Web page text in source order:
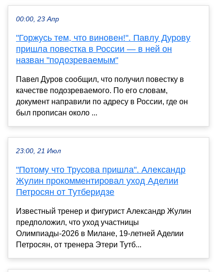
00:00, 23 Апр
"Горжусь тем, что виновен!". Павлу Дурову
пришла повестка в России — в ней он
назван "подозреваемым"
Павел Дуров сообщил, что получил повестку в
качестве подозреваемого. По его словам,
документ направили по адресу в России, где он
был прописан около ...
23:00, 21 Июл
"Потому что Трусова пришла". Александр
Жулин прокомментировал уход Аделии
Петросян от Тутберидзе
Известный тренер и фигурист Александр Жулин
предположил, что уход участницы
Олимпиады-2026 в Милане, 19-летней Аделии
Петросян, от тренера Этери Тутб...